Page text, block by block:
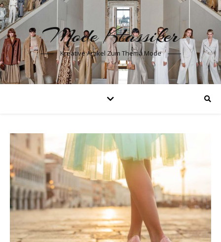
Mode Klassiker
Kreative Artikel Zum Thema Mode